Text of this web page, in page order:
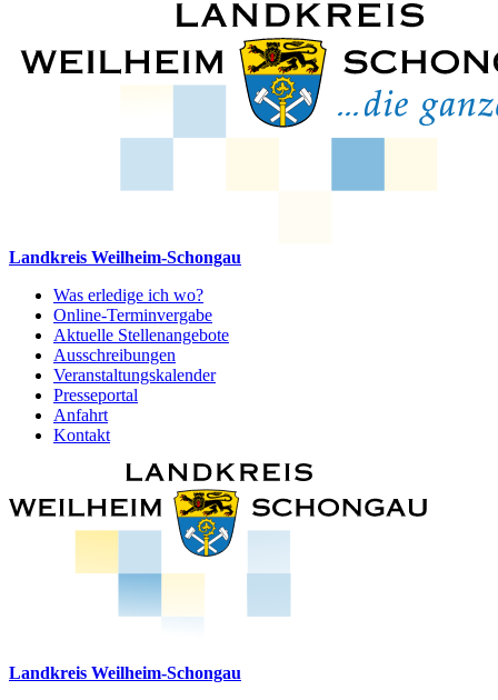
Landkreis Weilheim-Schongau
Was erledige ich wo?
Online-Terminvergabe
Aktuelle Stellenangebote
Ausschreibungen
Veranstaltungskalender
Presseportal
Anfahrt
Kontakt
Landkreis Weilheim-Schongau